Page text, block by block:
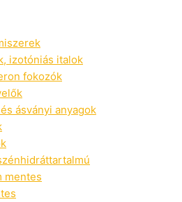
izotóniás italok
fokozók
ásványi anyagok
mentes